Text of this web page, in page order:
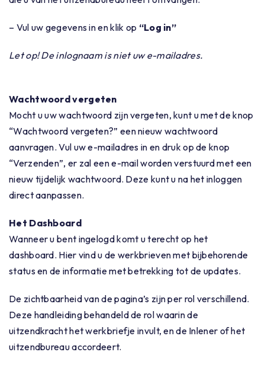
– Vul uw gegevens in en klik op “Log in”
Let op! De inlognaam is niet uw e-mailadres.
Wachtwoord vergeten
Mocht u uw wachtwoord zijn vergeten, kunt u met de knop
“Wachtwoord vergeten?” een nieuw wachtwoord
aanvragen. Vul uw e-mailadres in en druk op de knop
“Verzenden”, er zal een e-mail worden verstuurd met een
nieuw tijdelijk wachtwoord. Deze kunt u na het inloggen
direct aanpassen.
Het Dashboard
Wanneer u bent ingelogd komt u terecht op het
dashboard. Hier vind u de werkbrieven met bijbehorende
status en de informatie met betrekking tot de updates.
De zichtbaarheid van de pagina’s zijn per rol verschillend.
Deze handleiding behandeld de rol waarin de
uitzendkracht het werkbriefje invult, en de Inlener of het
uitzendbureau accordeert.